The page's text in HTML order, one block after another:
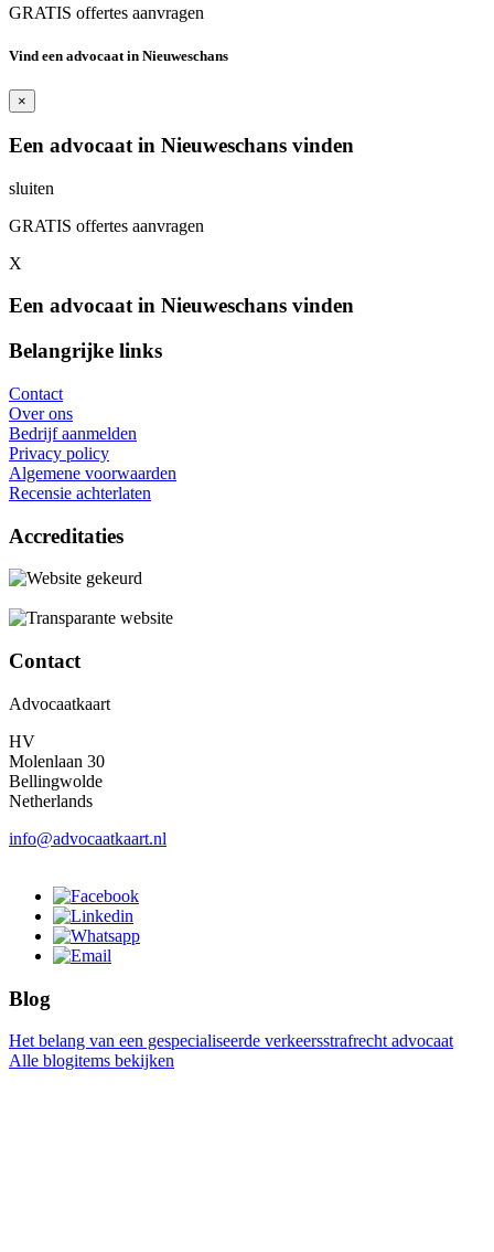
GRATIS offertes aanvragen
Vind een advocaat in Nieuweschans
×
Een advocaat in Nieuweschans vinden
sluiten
GRATIS offertes aanvragen
X
Een advocaat in Nieuweschans vinden
Belangrijke links
Contact
Over ons
Bedrijf aanmelden
Privacy policy
Algemene voorwaarden
Recensie achterlaten
Accreditaties
Contact
Advocaatkaart
HV
Molenlaan 30
Bellingwolde
Netherlands
info@advocaatkaart.nl
Blog
Het belang van een gespecialiseerde verkeersstrafrecht advocaat
Alle blogitems bekijken